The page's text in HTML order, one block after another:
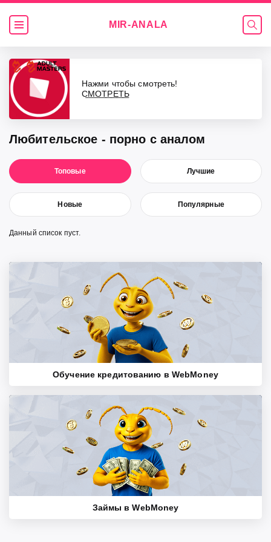
MIR-ANALA
Любительское - порно с аналом
Топовые Лучшие
Новые Популярные
Нажми чтобы смотреть!
С͟М͟О͟Т͟Р͟Е͟Т͟Ь
Данный список пуст.
Обучение кредитованию в WebMoney
Займы в WebMoney